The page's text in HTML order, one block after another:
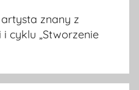
znany z
cyklu „Stworzenie